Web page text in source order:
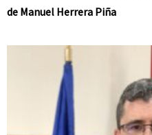
de Manuel Herrera Piña